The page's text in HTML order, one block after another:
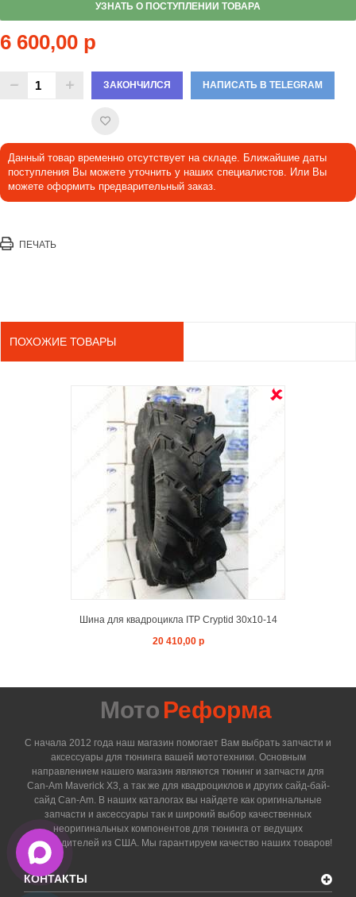
УЗНАТЬ О ПОСТУПЛЕНИИ ТОВАРА
6 600,00 р
ЗАКОНЧИЛСЯ НАПИСАТЬ В TELEGRAM
Данный товар временно отсутствует на складе. Ближайшие даты
поступления Вы можете уточнить у наших специалистов. Или Вы
можете оформить предварительный заказ.
ПЕЧАТЬ
ПОХОЖИЕ ТОВАРЫ
Шина для квадроцикла ITP Cryptid 30x10-14
20 410,00 р
Мото Реформа
С начала 2012 года наш магазин помогает Вам выбрать запчасти и
аксессуары для тюнинга вашей мототехники. Основным
направлением нашего магазин являются тюнинг и запчасти для
Can-Am Maverick X3, а так же для квадроциклов и других сайд-бай-
сайд Can-Am. В наших каталогах вы найдете как оригинальные
запчасти и аксессуары так и широкий выбор качественных
неоригинальных компонентов для тюнинга от ведущих
производителей из США. Мы гарантируем качество наших товаров!
КОНТАКТЫ